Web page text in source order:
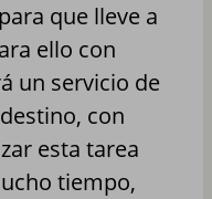
que lleve a
ello con
un servicio de
con
esta tarea
tiempo,